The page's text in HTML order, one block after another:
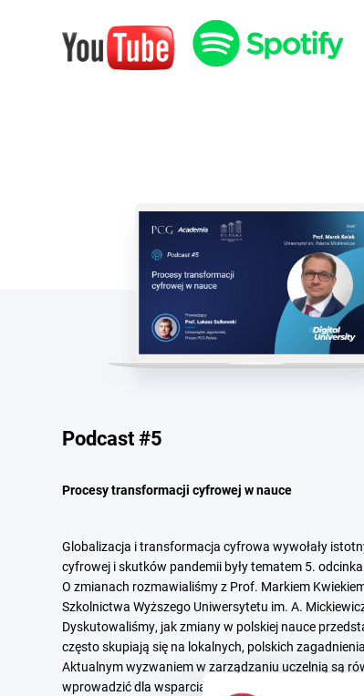
Podcast #5
Procesy transformacji cyfrowej w nauce
Globalizacja i transformacja cyfrowa wywołały
cyfrowej i skutków pandemii były tematem 5.
O zmianach rozmawialiśmy z Prof. Markiem
Szkolnictwa Wyższego Uniwersytetu im. A.
Dyskutowaliśmy, jak zmiany w polskiej nauce
często skupiają się na lokalnych, polskich
Aktualnym wyzwaniem w zarządzaniu uczelnią są
wprowadzić dla wsparcia studentów i naukowców z